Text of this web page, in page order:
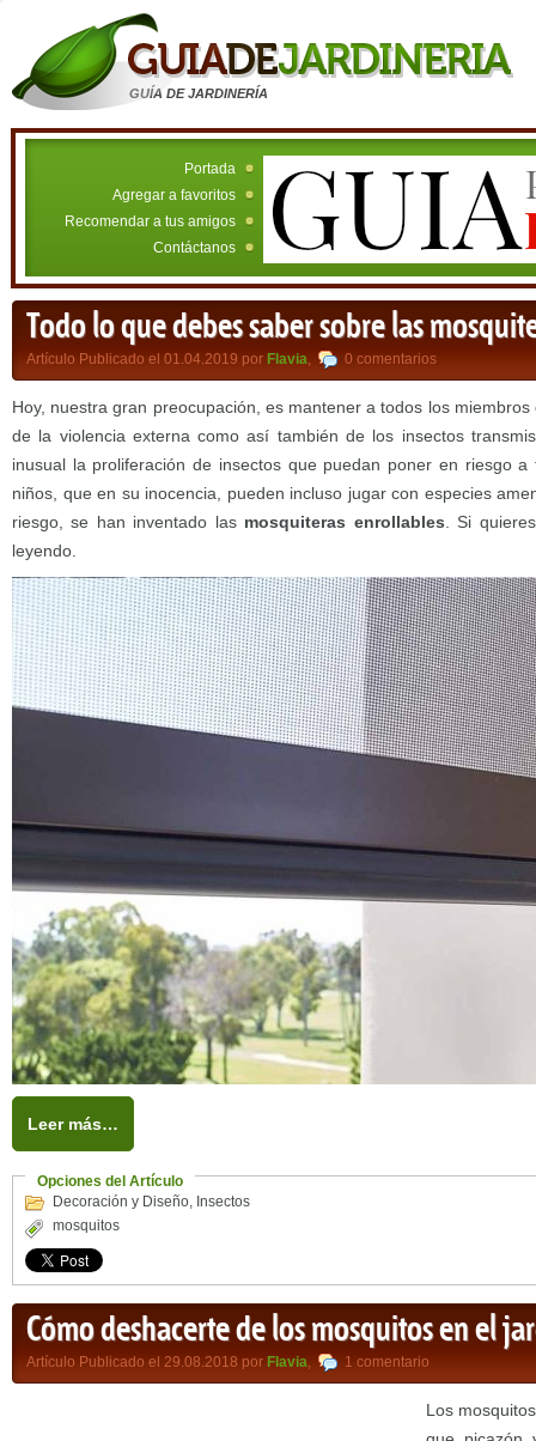
GUÍA DE JARDINERÍA
Portada
Agregar a favoritos
Recomendar a tus amigos
Contáctanos
Todo lo que debes saber sobre las
Artículo Publicado el 01.04.2019 por Flavia, 0 comentarios
Hoy, nuestra gran preocupación, es mantener a todos los
de la violencia externa como así también de los insectos
inusual la proliferación de insectos que puedan poner en riesgo
niños, que en su inocencia, pueden incluso jugar con especies
riesgo, se han inventado las mosquiteras enrollables . Si
leyendo.
Leer más…
Opciones del Artículo
Decoración y Diseño, Insectos
mosquitos
Cómo deshacerte de los mosquitos en el
Artículo Publicado el 29.08.2018 por Flavia, 1 comentario
Los